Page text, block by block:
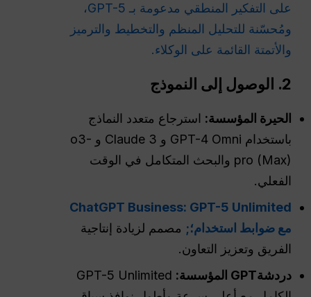
على التفكير المنطقي مدعومة بـ GPT-5،
ومُحسّنة للتحليل المنظم والتخطيط والترميز
والأتمتة القائمة على الوكلاء.
2. الوصول إلى النموذج
الحيرة المؤسسة: استرجاع متعدد النماذج
باستخدام GPT-4 Omni و Claude 3 و o3-
pro (Max) والبحث المتكامل في الوقت
الفعلي.
ChatGPT Business: GPT-5 Unlimited
مع ضوابط استخدام؛; مصمم لزيادة إنتاجية
الفريق وتعزيز التعاون.
دردشةGPT
المؤسسة: GPT-5 Unlimited